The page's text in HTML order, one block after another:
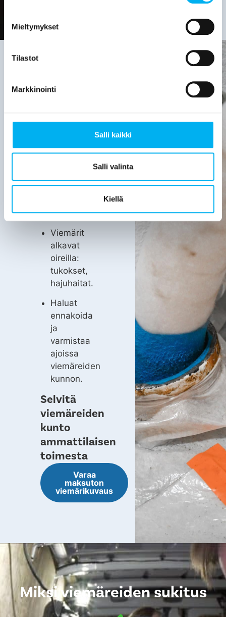
Mieltymykset
Tilastot
Markkinointi
Salli kaikki
Salli valinta
Kiellä
Viemäriremontin
hyvä
selvittää,
kun:
on yli 30
vanha.
Viemärit
alkavat
oireilla:
tukokset,
hajuhaitat.
Haluat
ennakoida
ja
varmistaa
ajoissa
viemäreiden
kunnon.
Selvitä
viemäreiden
kunto
ammattilaisen
toimesta
Varaa
maksuton
viemärikuvaus
Miksi viemäreiden sukitus